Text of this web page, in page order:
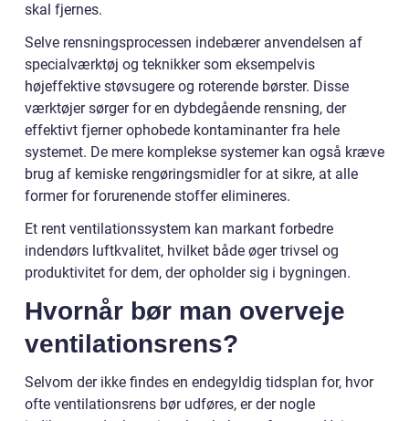
skal fjernes.
Selve rensningsprocessen indebærer anvendelsen af
specialværktøj og teknikker som eksempelvis
højeffektive støvsugere og roterende børster. Disse
værktøjer sørger for en dybdegående rensning, der
effektivt fjerner ophobede kontaminanter fra hele
systemet. De mere komplekse systemer kan også kræve
brug af kemiske rengøringsmidler for at sikre, at alle
former for forurenende stoffer elimineres.
Et rent ventilationssystem kan markant forbedre
indendørs luftkvalitet, hvilket både øger trivsel og
produktivitet for dem, der opholder sig i bygningen.
Hvornår bør man overveje
ventilationsrens?
Selvom der ikke findes en endegyldig tidsplan for, hvor
ofte ventilationsrens bør udføres, er der nogle